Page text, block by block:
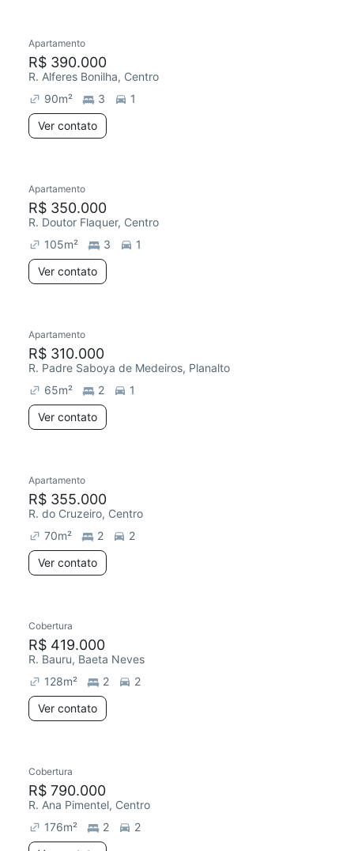
Redecorar
Apartamento
R$ 390.000
R. Alferes Bonilha, Centro
90m² 3
1
Ver contato
Redecorar
Apartamento
R$ 350.000
R. Doutor Flaquer, Centro
105m² 3
1
Ver contato
Apartamento
R$ 310.000
R. Padre Saboya de Medeiros, Planalto
65m² 2
1
Ver contato
Apartamento
R$ 355.000
R. do Cruzeiro, Centro
70m² 2
2
Ver contato
Cobertura
R$ 419.000
R. Bauru, Baeta Neves
128m² 2
2
Ver contato
Cobertura
R$ 790.000
R. Ana Pimentel, Centro
176m² 2
2